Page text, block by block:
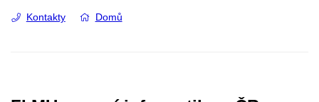
Kontakty Domů